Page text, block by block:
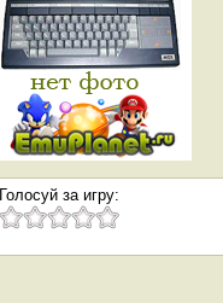
Голосуй за игру: